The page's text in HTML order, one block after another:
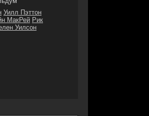
Уилл Пэттон
МакРей Рик
Уилсон